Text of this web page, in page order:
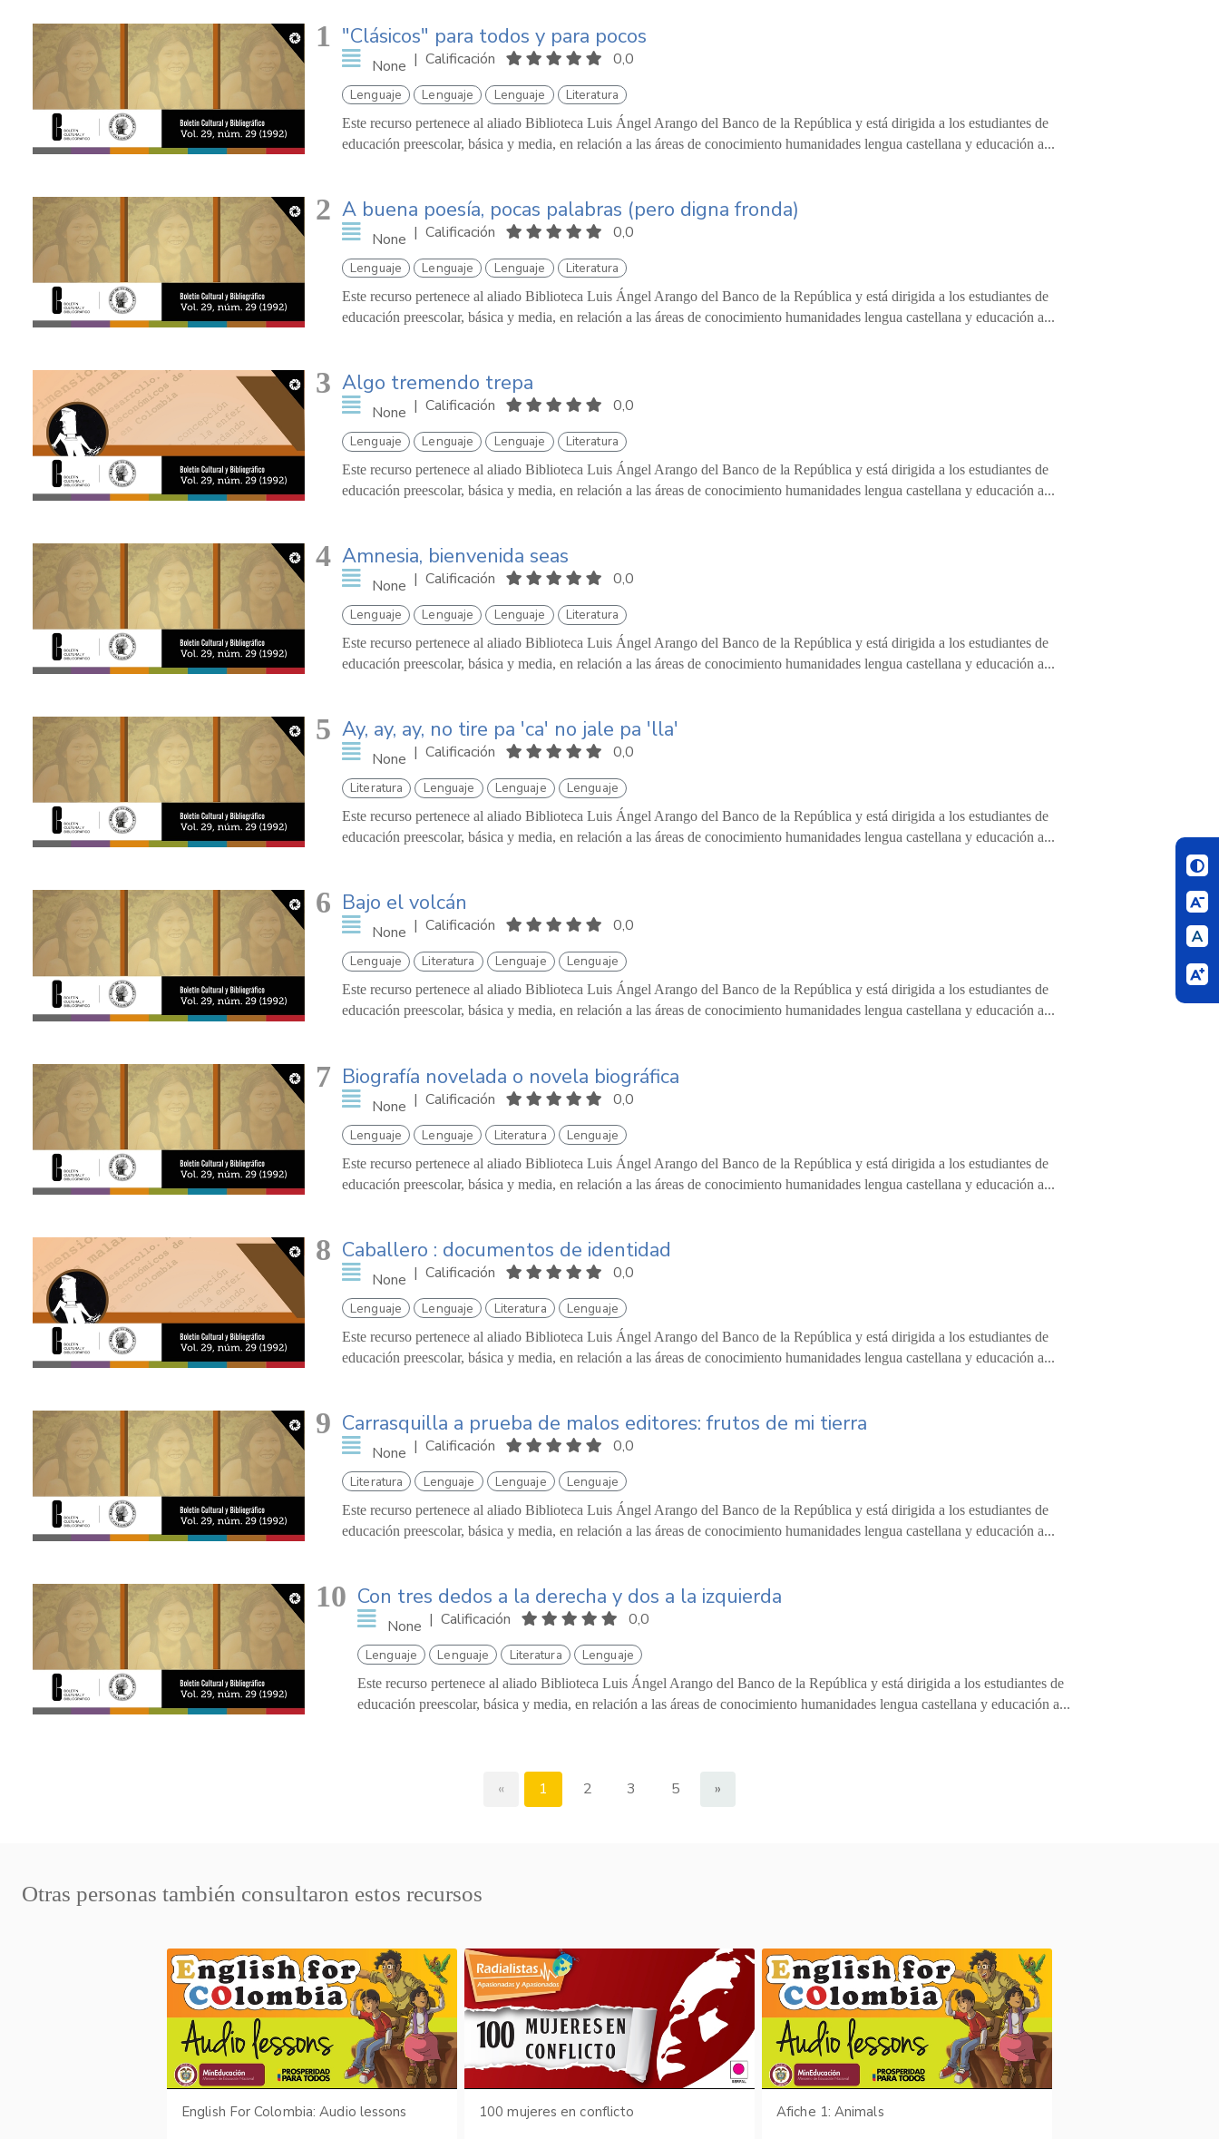
1 "Clásicos" para todos y para pocos
None | Calificación 0,0
Lenguaje Lenguaje Lenguaje Literatura
Este recurso pertenece al aliado Biblioteca Luis Ángel Arango del Banco de la República y está dirigida a los estudiantes de
educación preescolar, básica y media, en relación a las áreas de conocimiento humanidades lengua castellana y educación a...
2 A buena poesía, pocas palabras (pero digna fronda)
None | Calificación 0,0
Lenguaje Lenguaje Lenguaje Literatura
Este recurso pertenece al aliado Biblioteca Luis Ángel Arango del Banco de la República y está dirigida a los estudiantes de
educación preescolar, básica y media, en relación a las áreas de conocimiento humanidades lengua castellana y educación a...
3 Algo tremendo trepa
None | Calificación 0,0
Lenguaje Lenguaje Lenguaje Literatura
Este recurso pertenece al aliado Biblioteca Luis Ángel Arango del Banco de la República y está dirigida a los estudiantes de
educación preescolar, básica y media, en relación a las áreas de conocimiento humanidades lengua castellana y educación a...
4 Amnesia, bienvenida seas
None | Calificación 0,0
Lenguaje Lenguaje Lenguaje Literatura
Este recurso pertenece al aliado Biblioteca Luis Ángel Arango del Banco de la República y está dirigida a los estudiantes de
educación preescolar, básica y media, en relación a las áreas de conocimiento humanidades lengua castellana y educación a...
5 Ay, ay, ay, no tire pa 'ca' no jale pa 'lla'
None | Calificación 0,0
Literatura Lenguaje Lenguaje Lenguaje
Este recurso pertenece al aliado Biblioteca Luis Ángel Arango del Banco de la República y está dirigida a los estudiantes de
educación preescolar, básica y media, en relación a las áreas de conocimiento humanidades lengua castellana y educación a...
6 Bajo el volcán
None | Calificación 0,0
Lenguaje Literatura Lenguaje Lenguaje
Este recurso pertenece al aliado Biblioteca Luis Ángel Arango del Banco de la República y está dirigida a los estudiantes de
educación preescolar, básica y media, en relación a las áreas de conocimiento humanidades lengua castellana y educación a...
7 Biografía novelada o novela biográfica
None | Calificación 0,0
Lenguaje Lenguaje Literatura Lenguaje
Este recurso pertenece al aliado Biblioteca Luis Ángel Arango del Banco de la República y está dirigida a los estudiantes de
educación preescolar, básica y media, en relación a las áreas de conocimiento humanidades lengua castellana y educación a...
8 Caballero : documentos de identidad
None | Calificación 0,0
Lenguaje Lenguaje Literatura Lenguaje
Este recurso pertenece al aliado Biblioteca Luis Ángel Arango del Banco de la República y está dirigida a los estudiantes de
educación preescolar, básica y media, en relación a las áreas de conocimiento humanidades lengua castellana y educación a...
9 Carrasquilla a prueba de malos editores: frutos de mi tierra
None | Calificación 0,0
Literatura Lenguaje Lenguaje Lenguaje
Este recurso pertenece al aliado Biblioteca Luis Ángel Arango del Banco de la República y está dirigida a los estudiantes de
educación preescolar, básica y media, en relación a las áreas de conocimiento humanidades lengua castellana y educación a...
10 Con tres dedos a la derecha y dos a la izquierda
None | Calificación 0,0
Lenguaje Lenguaje Literatura Lenguaje
Este recurso pertenece al aliado Biblioteca Luis Ángel Arango del Banco de la República y está dirigida a los estudiantes de
educación preescolar, básica y media, en relación a las áreas de conocimiento humanidades lengua castellana y educación a...
« 1 2 3 5 »
Otras personas también consultaron estos recursos
English For Colombia: Audio lessons 100 mujeres en conflicto Afiche 1: Animals